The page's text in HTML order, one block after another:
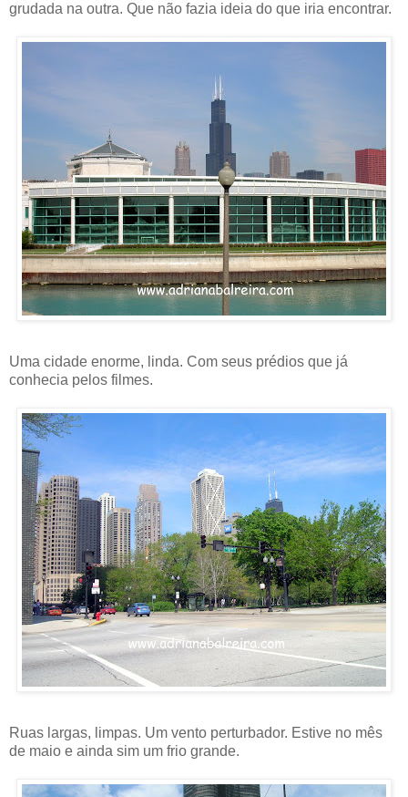
grudada na outra. Que não fazia ideia do que iria encontrar.
Uma cidade enorme, linda. Com seus prédios que já
conhecia pelos filmes.
Ruas largas, limpas. Um vento perturbador. Estive no mês
de maio e ainda sim um frio grande.